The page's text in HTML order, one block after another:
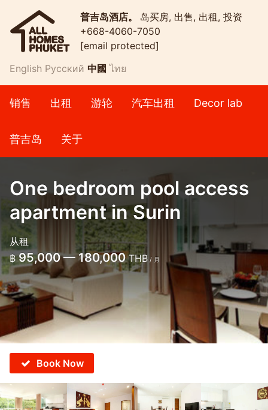
普吉岛酒店。 岛买房, 出售, 出租, 投资
+668-4060-7050
[email protected]
English Русский 中國 ไทย
销售 出租 游轮 汽车出租 Decor lab
普吉岛 关于
One bedroom pool access
apartment in Surin
从租
฿ 95,000 — 180,000THB / 月
Book Now